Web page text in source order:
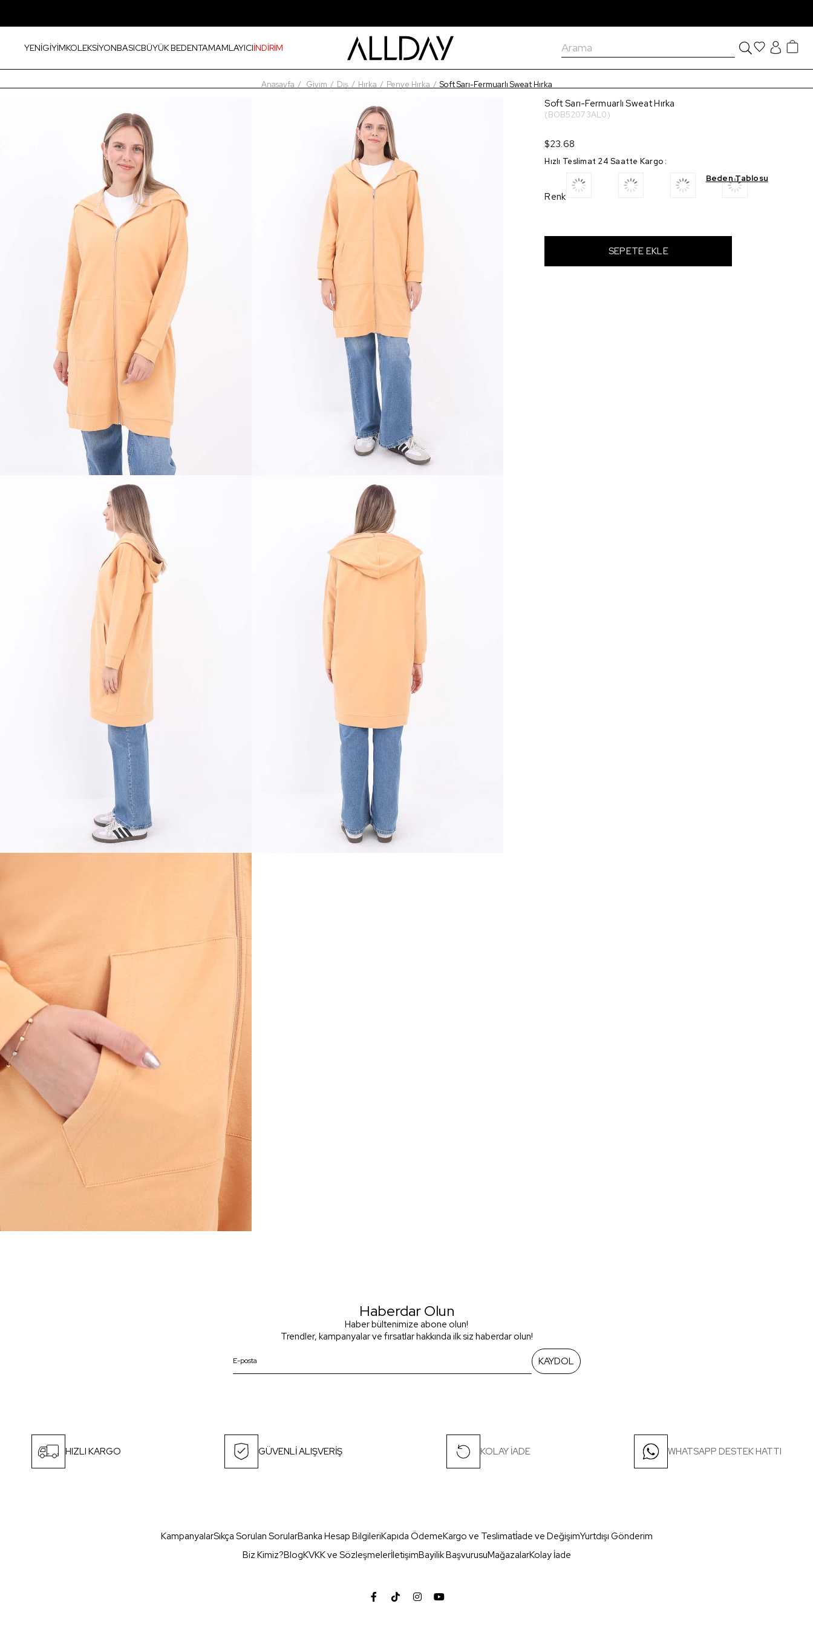
YENİGİYİMKOLEKSİYONBASICBÜYÜK BEDENTAMAMLAYICIİNDİRİM
Anasayfa Giyim Dış Hırka Penye Hırka Soft Sarı-Fermuarlı Sweat Hırka
Soft Sarı-Fermuarlı Sweat Hırka
(BOB52073AL0)
$23.68
Hızlı Teslimat 24 Saatte Kargo :
Beden Tablosu
Renk
Haberdar Olun
Haber bültenimize abone olun!
Trendler, kampanyalar ve fırsatlar hakkında ilk siz haberdar olun!
KAYDOL
HIZLI KARGO GÜVENLİ ALIŞVERİŞ KOLAY İADE WHATSAPP DESTEK HATTI
KampanyalarSıkça Sorulan SorularBanka Hesap BilgileriKapıda ÖdemeKargo ve Teslimatİade ve DeğişimYurtdışı Gönderim
Biz Kimiz?BlogKVKK ve SözleşmelerİletişimBayilik BaşvurusuMağazalarKolay İade